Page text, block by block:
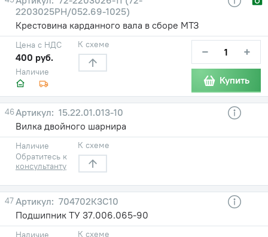
2203025РН/052.69-1025)
Крестовина карданного вала в сборе МТЗ
Наличие
Цена с НДС
400 руб.
К схеме − +
Купить
46
15.22.01.013-10
Вилка двойного шарнира
Наличие
Обратитесь к
консультанту
К схеме
47
704702К3С10
Подшипник ТУ 37.006.065-90
Наличие
К схеме